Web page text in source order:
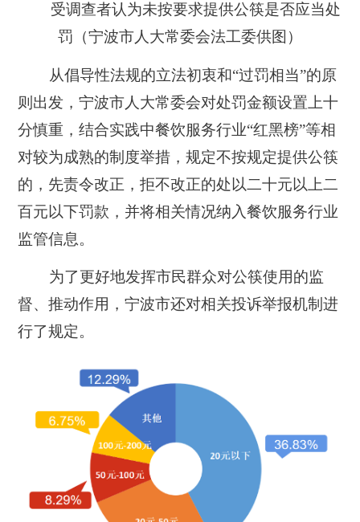
受调查者认为未按要求提供公筷是否应当处
罚（宁波市人大常委会法工委供图）
从倡导性法规的立法初衷和“过罚相当”的原
则出发，宁波市人大常委会对处罚金额设置上十
分慎重，结合实践中餐饮服务行业“红黑榜”等相
对较为成熟的制度举措，规定不按规定提供公筷
的，先责令改正，拒不改正的处以二十元以上二
百元以下罚款，并将相关情况纳入餐饮服务行业
监管信息。
为了更好地发挥市民群众对公筷使用的监
督、推动作用，宁波市还对相关投诉举报机制进
行了规定。